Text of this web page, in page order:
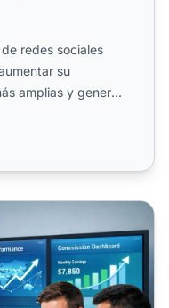
redes sociales
su
amplias y generar
afiliados: Guía